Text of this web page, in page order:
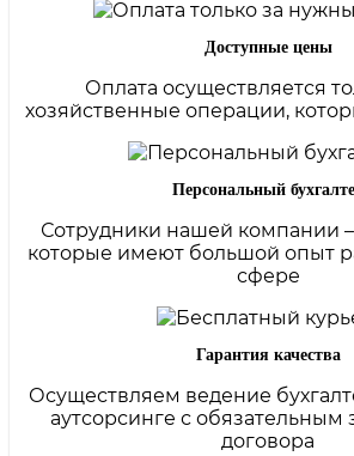
Доступные цены
Оплата осуществляется
хозяйственные операции,
Персональный
Сотрудники нашей компании
которые имеют большой опыт
сфере
Гарантия качества
Осуществляем ведение
аутсорсинге с
договора